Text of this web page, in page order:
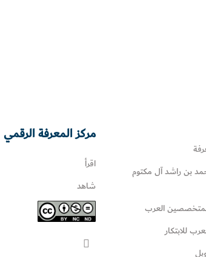
بن راشد آل مكتوم
العرب
للابتكار
مركز المعرفة الرقمي
اقرأ
شاهد